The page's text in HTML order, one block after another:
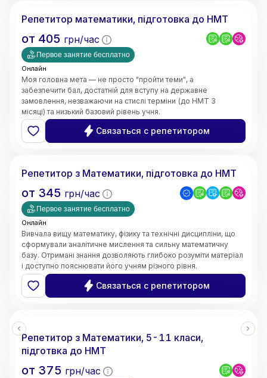
Репетитор математики, підготовка до НМТ
от 405 грн/час
Первое занятие бесплатно
Онлайн
Моя головна мета — не просто "пройти теми", а
забезпечити бал, достатній для вступу на державне
замовлення, незважаючи на стислі терміни (до НМТ 3
місяці) та низький базовий рівень учня.
Швидке відновлення бази знань;
Связаться с репетитором
Репетитор з Математики, підготовка до НМТ
от 345 грн/час
Первое занятие бесплатно
Онлайн
Вивчала вищу математику, фізику та технічні дисципліни, що
сформували аналітичне мислення та сильну математичну
базу. Отримані знання дозволяють глибоко розуміти матеріал
і доступно пояснювати його учням різного рівня.
• Чітке та доступне пояснення складних тем
• Системний та структурований підхід до навчання
• Індивідуальний підхід до кожного учня
дошки)
• Орієнтація на результат і прогрес учнів
Связаться с репетитором
Репетитор з Математики, 5-11 класи,
підготвка до НМТ
от 375 грн/час